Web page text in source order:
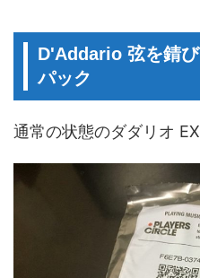
D'Addario 弦を錆
パック
通常の状態のダダリオ